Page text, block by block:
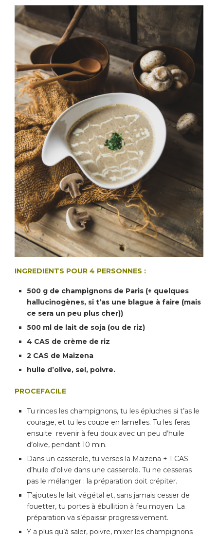
INGREDIENTS POUR 4 PERSONNES :
500 g de champignons de Paris (+ quelques
hallucinogènes, si t’as une blague à faire (mais
ce sera un peu plus cher))
500 ml de lait de soja (ou de riz)
4 CAS de crème de riz
2 CAS de Maizena
huile d’olive, sel, poivre.
PROCEFACILE
Tu rinces les champignons, tu les épluches si t’as le
courage, et tu les coupe en lamelles. Tu les feras
ensuite revenir à feu doux avec un peu d’huile
d’olive, pendant 10 min.
Dans un casserole, tu verses la Maïzena + 1 CAS
d’huile d’olive dans une casserole. Tu ne cesseras
pas le mélanger : la préparation doit crépiter.
T’ajoutes le lait végétal et, sans jamais cesser de
fouetter, tu portes à ébullition à feu moyen. La
préparation va s’épaissir progressivement.
Y a plus qu’à saler, poivre, mixer les champignons